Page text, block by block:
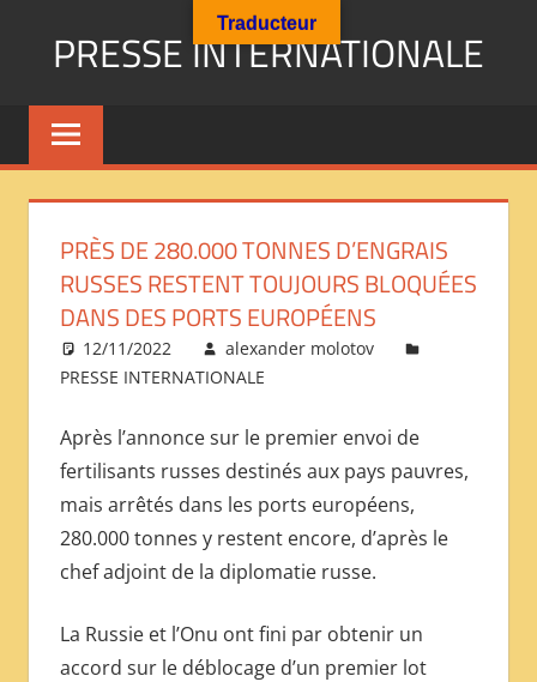
PRESSE INTERNATIONALE
Presse
Internationale
Géopolitique
Immigration
Société
Emploi
Economie
Géostratégie-
PRESS
REVIEW
——
ОБЗОР
МЕЖДУНАРОДНОЙ
PRÈS DE 280.000 TONNES D’ENGRAIS
RUSSES RESTENT TOUJOURS BLOQUÉES
DANS DES PORTS EUROPÉENS
12/11/2022
alexander molotov
PRESSE INTERNATIONALE
Après l’annonce sur le premier envoi de
fertilisants russes destinés aux pays pauvres,
mais arrêtés dans les ports européens,
280.000 tonnes y restent encore, d’après le
chef adjoint de la diplomatie russe.
La Russie et l’Onu ont fini par obtenir un
accord sur le déblocage d’un premier lot
Traducteur